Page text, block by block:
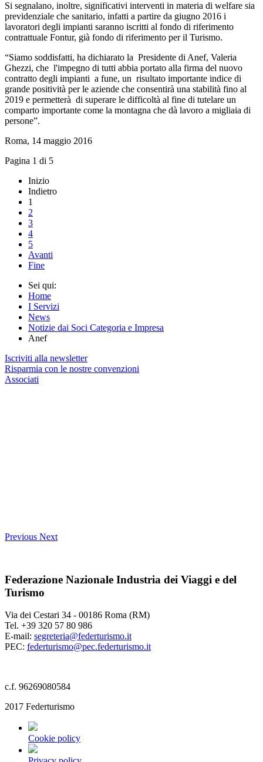
Si segnalano, inoltre, significativi interventi in materia di welfare sia
previdenziale che sanitario, infatti a partire da giugno 2016 i
lavoratori degli impianti saranno iscritti al fondo di riferimento
contrattuale Fontur, già fondo di riferimento per il Turismo.
“Siamo soddisfatti, ha dichiarato la Presidente di Anef, Valeria
Ghezzi, che l'impegno di tutti abbia portato alla firma del nuovo
contratto degli impianti a fune, un risultato importante indice di
grande positività per le aziende che consentirà una stabilità fino al
2019 e permetterà di superare le difficoltà al fine di tutelare un
comparto importante come la montagna che dà lavoro a migliaia di
persone”.
Roma, 14 maggio 2016
Pagina 1 di 5
Inizio
Indietro
1
2
3
4
5
Avanti
Fine
Sei qui:
Home
I Servizi
News
Notizie dai Soci Categoria e Impresa
Anef
Iscriviti alla newsletter
Risparmia con le nostre convenzioni
Associati
Previous Next
Federazione Nazionale Industria dei Viaggi e del
Turismo
Via dei Cestari 34 - 00186 Roma (RM)
Tel. +39 320 57 80 986
E-mail: segreteria@federturismo.it
PEC: federturismo@pec.federturismo.it
c.f. 96269080584
2017 Federturismo
Cookie policy